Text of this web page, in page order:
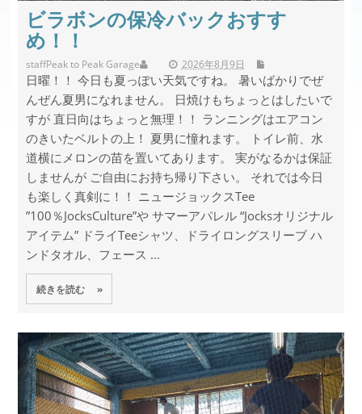
ビラボンの保冷バックおすす
め！！
staff 2026年8月9日
Peak to Peak Garage
日曜！！ 今日も夏っぽい天気ですね。 暑いばかりでぜ
んぜん夏男になれません。 日焼けもちょっとはしたいで
すが 直日向はちょっと無理！！ ランニングはエアコン
のきいたベルトの上！ 夏男に憧れます。 トイレ前、水
道横にメロンの苗を置いてあります。 実がなるかは保証
しませんが ご自由にお持ち帰り下さい。 それでは今日
も楽しく真剣に！！ ニュージョックスTee
”100％JocksCulture”や サマーアパレル “Jocksオリジナル
アイテム” ドライTeeシャツ、ドライロングスリーブ ハ
ンドタオル、フェース ...
続きを読む »